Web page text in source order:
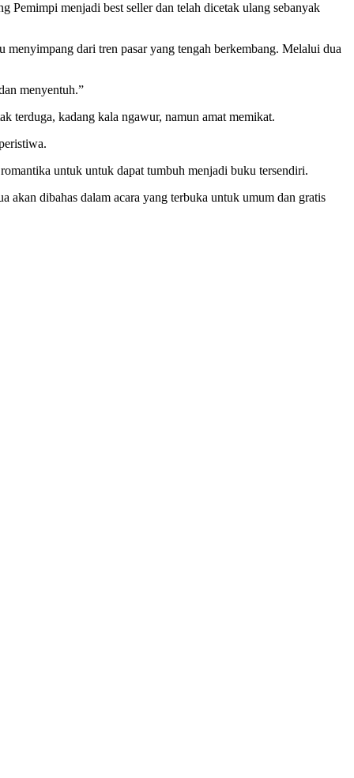
Pemimpi menjadi best seller dan telah dicetak ulang sebanyak
dari tren pasar yang tengah berkembang. Melalui dua
menyentuh.”
terduga, kadang kala ngawur, namun amat memikat.
untuk untuk dapat tumbuh menjadi buku tersendiri.
akan dibahas dalam acara yang terbuka untuk umum dan gratis